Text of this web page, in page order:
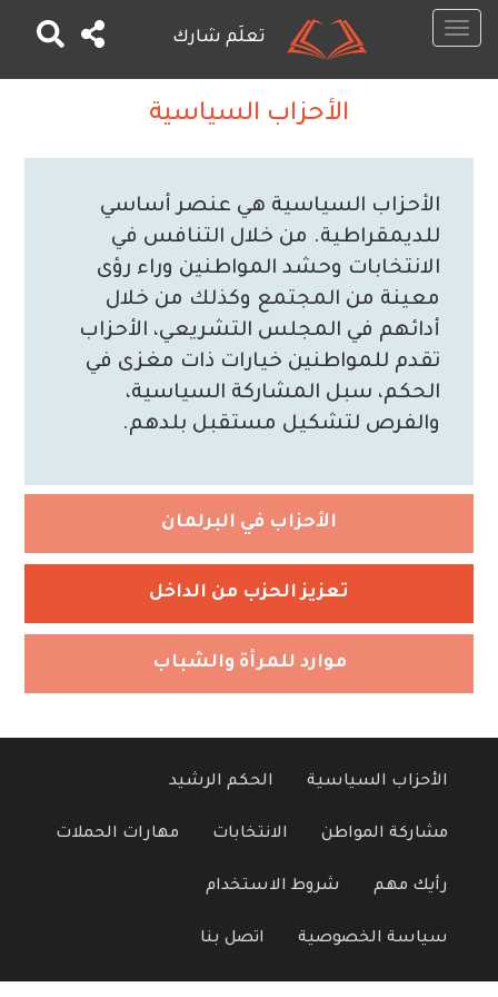
تجاوز
تعلَم شارك
Toggle
الأحزاب السياسية
الأحزاب السياسية هي عنصر أساسي
للديمقراطية. من خلال التنافس في
الانتخابات وحشد المواطنين وراء رؤى
معينة من المجتمع وكذلك من خلال
أدائهم في المجلس التشريعي، الأحزاب
تقدم للمواطنين خيارات ذات مغزى في
الحكم، سبل المشاركة السياسية،
والفرص لتشكيل مستقبل بلدهم.
الأحزاب في البرلمان
تعزيز الحزب من الداخل
موارد للمرأة والشباب
الأحزاب السياسية الحكم الرشيد
مشاركة المواطن الانتخابات مهارات الحملات
رأيك مهم شروط الاستخدام